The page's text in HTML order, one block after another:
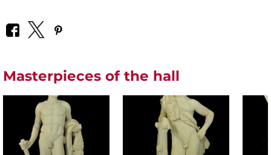
Masterpieces of the hall